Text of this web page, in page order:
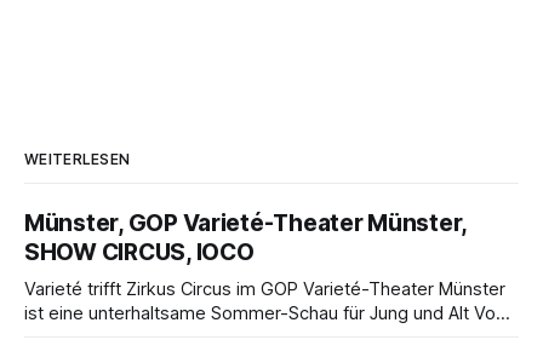
WEITERLESEN
Münster, GOP Varieté-Theater Münster,
SHOW CIRCUS, IOCO
Varieté trifft Zirkus Circus im GOP Varieté-Theater Münster
ist eine unterhaltsame Sommer-Schau für Jung und Alt Von